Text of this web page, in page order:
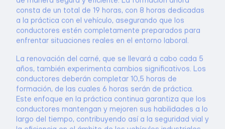
consta de un total de 19 horas, con 8 horas dedicadas
a la práctica con el vehículo, asegurando que los
conductores estén completamente preparados para
enfrentar situaciones reales en el entorno laboral.
años, también experimenta cambios significativos. Los
conductores deberán completar 10,5 horas de
formación, de las cuales 6 horas serán de práctica.
Este enfoque en la práctica continua garantiza que los
conductores mantengan y mejoren sus habilidades a lo
largo del tiempo, contribuyendo así a la seguridad vial y
la eficiencia en el ámbito de los vehículos industriales.